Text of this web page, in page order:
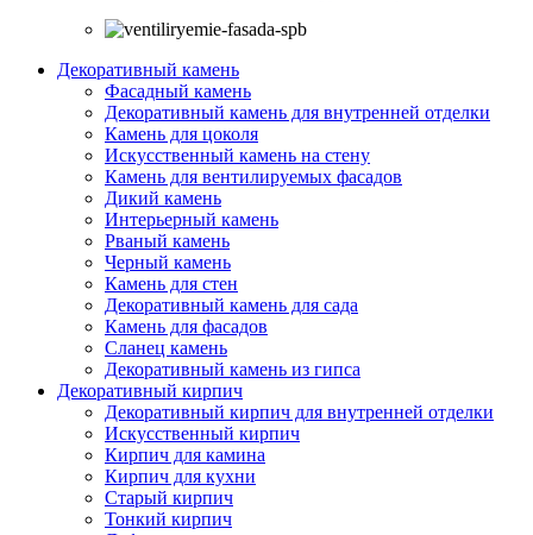
Декоративный камень
Фасадный камень
Декоративный камень для внутренней отделки
Камень для цоколя
Искусственный камень на стену
Камень для вентилируемых фасадов
Дикий камень
Интерьерный камень
Рваный камень
Черный камень
Камень для стен
Декоративный камень для сада
Камень для фасадов
Сланец камень
Декоративный камень из гипса
Декоративный кирпич
Декоративный кирпич для внутренней отделки
Искусственный кирпич
Кирпич для камина
Кирпич для кухни
Старый кирпич
Тонкий кирпич